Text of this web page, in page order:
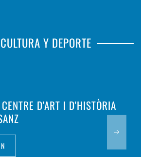
Y DEPORTE
D'ART I D'HISTÒRIA